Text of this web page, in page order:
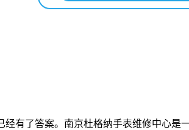
有了答案。南京杜格纳手表维修中心